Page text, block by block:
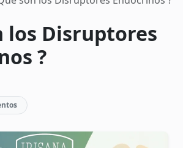
los Disruptores
?